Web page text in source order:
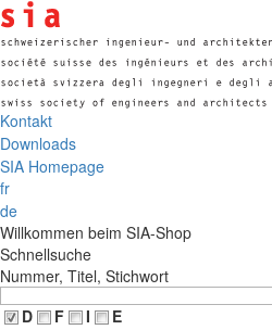
Kontakt
Downloads
SIA Homepage
fr
de
Willkommen beim SIA-Shop
Schnellsuche
Nummer, Titel, Stichwort
D
F I
E